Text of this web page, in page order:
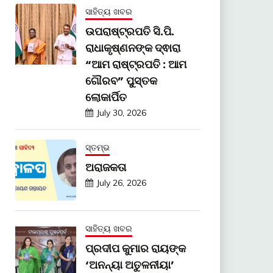
ସାହିତ୍ୟ ଖବର
ଉପରାଷ୍ଟ୍ରପତି ସି.ପି.
ରାଧାକୃଷ୍ଣନଙ୍କ ଦ୍ଵାରା
“ଆମ ରାଷ୍ଟ୍ରପତି : ଆମ
ଗୌରବ” ପୁସ୍ତକ
ଲୋକାର୍ପିତ
July 30, 2026
ସ୍ତମ୍ଭ
ଅରାଜକତା
July 26, 2026
ସାହିତ୍ୟ ଖବର
ପ୍ରଦୀପ କୁମାର ରାୟଙ୍କ
‘ଅନନ୍ୟା ଅତୁଳନୀୟା’